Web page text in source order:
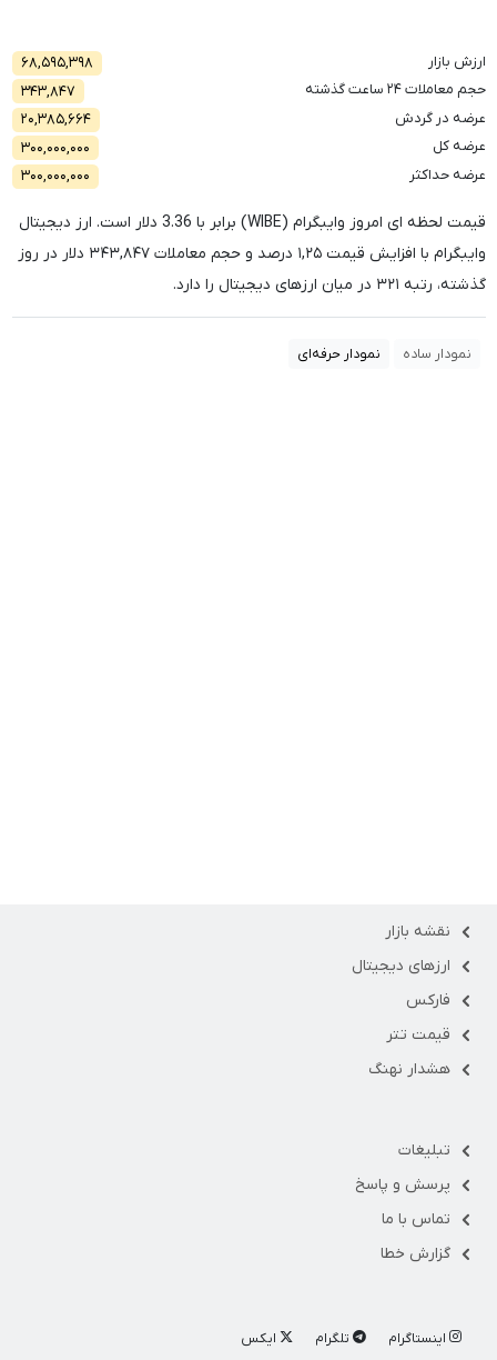
ارزش بازار
۶۸,۵۹۵,۳۹۸
حجم معاملات ۲۴ ساعت گذشته
۳۴۳,۸۴۷
عرضه در گردش
۲۰,۳۸۵,۶۶۴
عرضه کل
۳۰۰,۰۰۰,۰۰۰
عرضه حداکثر
۳۰۰,۰۰۰,۰۰۰
قیمت لحظه ای امروز وایبگرام (WIBE) برابر با 3.36 دلار است. ارز دیجیتال
وایبگرام با افزایش قیمت۱,۲۵ درصد و حجم معاملات۳۴۳,۸۴۷ دلار در روز
گذشته، رتبه ۳۲۱ در میان ارزهای دیجیتال را دارد.
نمودار ساده نمودار حرفه‌ای
نقشه بازار
ارزهای دیجیتال
فارکس
قیمت تتر
هشدار نهنگ
تبلیغات
پرسش و پاسخ
تماس با ما
گزارش خطا
اینستاگرام تلگرام ایکس